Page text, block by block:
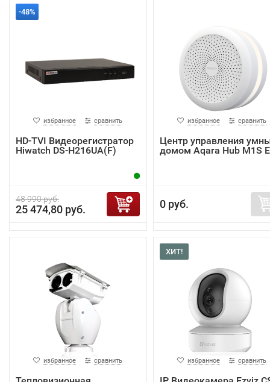
-48%
избранное сравнить
HD-TVI Видеорегистратор
Hiwatch DS-H216UA(F)
48 990 руб.
25 474,80 руб.
избранное сравнить
Центр управления
домом Aqara Hub M1S
0 руб.
избранное сравнить
ХИТ!
избранное сравнить